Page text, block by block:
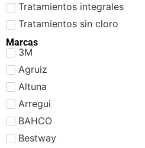
Tratamientos integrales
Tratamientos sin cloro
Marcas
3M
Agruiz
Altuna
Arregui
BAHCO
Bestway